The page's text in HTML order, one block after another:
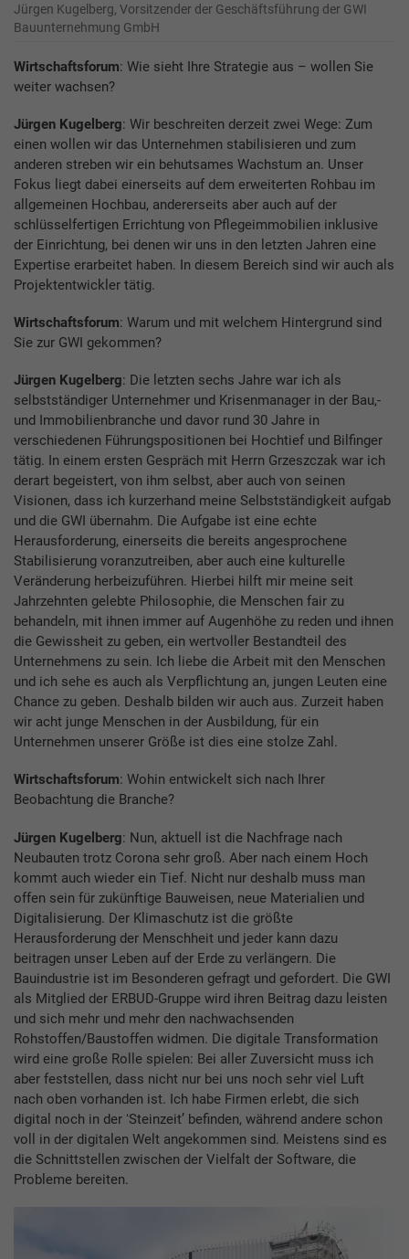
Jürgen Kugelberg, Vorsitzender der Geschäftsführung der GWI
Bauunternehmung GmbH
Wirtschaftsforum: Wie sieht Ihre Strategie aus – wollen Sie
weiter wachsen?
Jürgen Kugelberg: Wir beschreiten derzeit zwei Wege: Zum
einen wollen wir das Unternehmen stabilisieren und zum
anderen streben wir ein behutsames Wachstum an. Unser
Fokus liegt dabei einerseits auf dem erweiterten Rohbau im
allgemeinen Hochbau, andererseits aber auch auf der
schlüsselfertigen Errichtung von Pflegeimmobilien inklusive
der Einrichtung, bei denen wir uns in den letzten Jahren eine
Expertise erarbeitet haben. In diesem Bereich sind wir auch als
Projektentwickler tätig.
Wirtschaftsforum: Warum und mit welchem Hintergrund sind
Sie zur GWI gekommen?
Jürgen Kugelberg: Die letzten sechs Jahre war ich als
selbstständiger Unternehmer und Krisenmanager in der Bau,-
und Immobilienbranche und davor rund 30 Jahre in
verschiedenen Führungspositionen bei Hochtief und Bilfinger
tätig. In einem ersten Gespräch mit Herrn Grzeszczak war ich
derart begeistert, von ihm selbst, aber auch von seinen
Visionen, dass ich kurzerhand meine Selbstständigkeit aufgab
und die GWI übernahm. Die Aufgabe ist eine echte
Herausforderung, einerseits die bereits angesprochene
Stabilisierung voranzutreiben, aber auch eine kulturelle
Veränderung herbeizuführen. Hierbei hilft mir meine seit
Jahrzehnten gelebte Philosophie, die Menschen fair zu
behandeln, mit ihnen immer auf Augenhöhe zu reden und ihnen
die Gewissheit zu geben, ein wertvoller Bestandteil des
Unternehmens zu sein. Ich liebe die Arbeit mit den Menschen
und ich sehe es auch als Verpflichtung an, jungen Leuten eine
Chance zu geben. Deshalb bilden wir auch aus. Zurzeit haben
wir acht junge Menschen in der Ausbildung, für ein
Unternehmen unserer Größe ist dies eine stolze Zahl.
Wirtschaftsforum: Wohin entwickelt sich nach Ihrer
Beobachtung die Branche?
Jürgen Kugelberg: Nun, aktuell ist die Nachfrage nach
Neubauten trotz Corona sehr groß. Aber nach einem Hoch
kommt auch wieder ein Tief. Nicht nur deshalb muss man
offen sein für zukünftige Bauweisen, neue Materialien und
Digitalisierung. Der Klimaschutz ist die größte
Herausforderung der Menschheit und jeder kann dazu
beitragen unser Leben auf der Erde zu verlängern. Die
Bauindustrie ist im Besonderen gefragt und gefordert. Die GWI
als Mitglied der ERBUD-Gruppe wird ihren Beitrag dazu leisten
und sich mehr und mehr den nachwachsenden
Rohstoffen/Baustoffen widmen. Die digitale Transformation
wird eine große Rolle spielen: Bei aller Zuversicht muss ich
aber feststellen, dass nicht nur bei uns noch sehr viel Luft
nach oben vorhanden ist. Ich habe Firmen erlebt, die sich
digital noch in der ʻSteinzeitʼ befinden, während andere schon
voll in der digitalen Welt angekommen sind. Meistens sind es
die Schnittstellen zwischen der Vielfalt der Software, die
Probleme bereiten.